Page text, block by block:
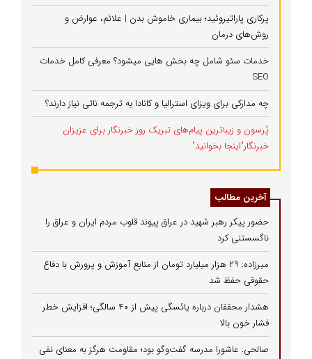
پرکاری پاراتیروئید؛ بیماری خاموش بدن | علائم، عوارض و
روش‌های درمان
خدمات سئو شامل چه بخش هایی میشود؟ معرفی کامل خدمات
SEO
چه مدارکی برای ویزای استرالیا و کانادا به ترجمه ناتی نیاز دارند؟
پُرسون و زیباترین پیام‌های تبریک روز خبرنگار برای عزیزان
خبرنگار"اینجا بخوانید"
آخرین مطالب
حضور پیکر رهبر شهید در عراق پیوند قلوب مردم ایران و عراق را
ناگسستنی کرد
میرزاده: ۲۹ هزار میلیارد تومان از منابع آموزش و پرورش با دفاع
حقوقی حفظ شد
هشدار محققان درباره یائسگی پیش از ۴۰ سالگی؛ افزایش خطر
فشار خون بالا
صالحی: عاشورا مدرسه گفت‌وگو بود؛ مقاومت هرگز به معنای نفی